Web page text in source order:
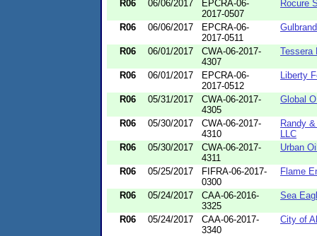
R06 06/06/2017
EPCRA-06-
2017-0507
Rocure
R06 06/06/2017
EPCRA-06-
2017-0511
R06 06/01/2017
CWA-06-2017-
4307
Tessera
R06 06/01/2017
EPCRA-06-
2017-0512
Liberty
R06 05/31/2017
CWA-06-2017-
4305
Global
R06 05/30/2017
CWA-06-2017-
4310
Randy
LLC
R06
05/30/2017
CWA-06-2017-
4311
Urban
R06 05/25/2017
FIFRA-06-2017-
0300
Flame
R06 05/24/2017
CAA-06-2016-
3325
Sea
R06 05/24/2017
CAA-06-2017-
3340
City of